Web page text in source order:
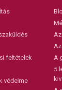
feltételek
védelme
A
5